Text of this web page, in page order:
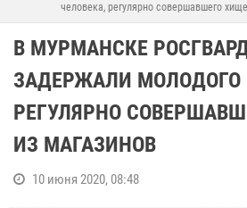
человека, регулярно совершавшего
В МУРМАНСКЕ
ЗАДЕРЖАЛИ МОЛОДОГО
РЕГУЛЯРНО
ИЗ МАГАЗИНОВ
10 июня 2020, 08:48